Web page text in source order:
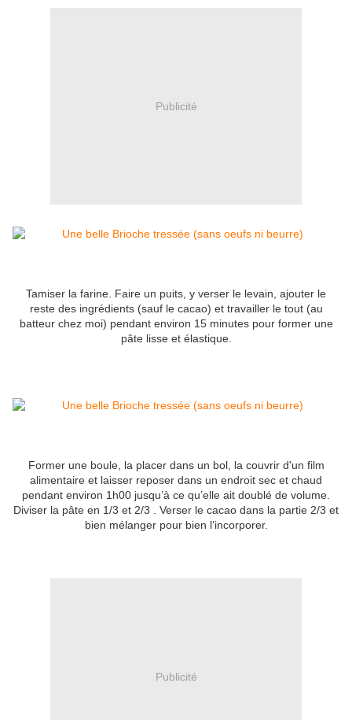
Publicité
Tamiser la farine. Faire un puits, y verser le levain, ajouter le
reste des ingrédients (sauf le cacao) et travailler le tout (au
batteur chez moi) pendant environ 15 minutes pour former une
pâte lisse et élastique.
Former une boule, la placer dans un bol, la couvrir d'un film
alimentaire et laisser reposer dans un endroit sec et chaud
pendant environ 1h00 jusqu’à ce qu’elle ait doublé de volume.
Diviser la pâte en 1/3 et 2/3 . Verser le cacao dans la partie 2/3 et
bien mélanger pour bien l’incorporer.
Publicité